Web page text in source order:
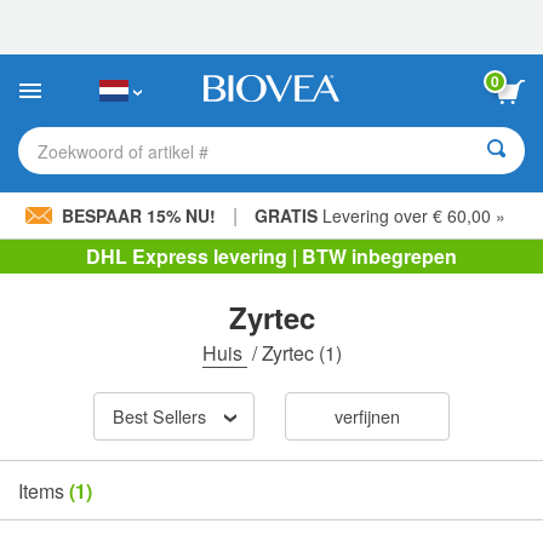
Deze
bevat
toegankelijkheidssysteem.
0
Zoekwoord of artikel #
BESPAAR 15% NU! | GRATIS Levering over € 60,00 »
DHL Express levering | BTW inbegrepen
Zyrtec
Huis /Zyrtec(1)
Best Sellers verfijnen
Items(1)